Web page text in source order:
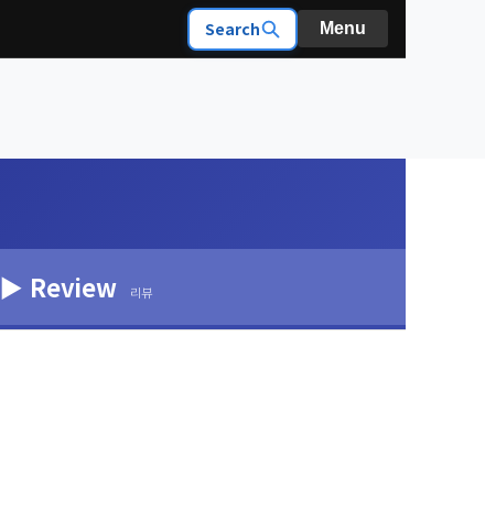
Search Menu
▶ Review 리뷰